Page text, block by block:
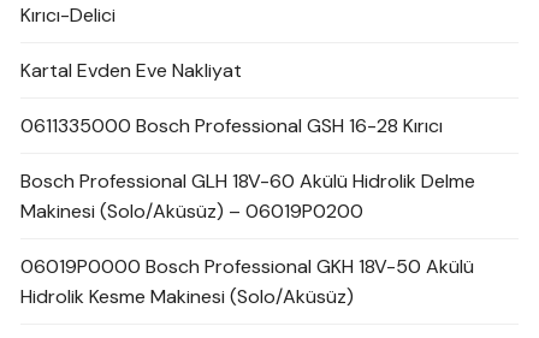
Kırıcı-Delici
Kartal Evden Eve Nakliyat
0611335000 Bosch Professional GSH 16-28 Kırıcı
Bosch Professional GLH 18V-60 Akülü Hidrolik Delme
Makinesi (Solo/Aküsüz) – 06019P0200
06019P0000 Bosch Professional GKH 18V-50 Akülü
Hidrolik Kesme Makinesi (Solo/Aküsüz)